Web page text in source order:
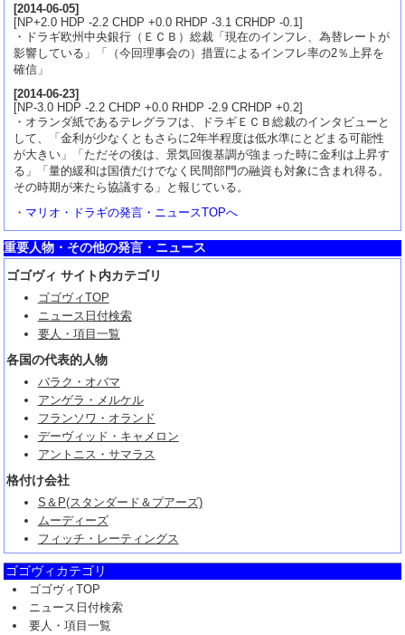
[2014-06-05]
[NP+2.0 HDP -2.2 CHDP +0.0 RHDP -3.1 CRHDP -0.1]
・ドラギ欧州中央銀行（ＥＣＢ）総裁「現在のインフレ、為替レートが
影響している」「（今回理事会の）措置によるインフレ率の2％上昇を
確信」
[2014-06-23]
[NP-3.0 HDP -2.2 CHDP +0.0 RHDP -2.9 CRHDP +0.2]
・オランダ紙であるテレグラフは、ドラギＥＣＢ総裁のインタビューと
して、「金利が少なくともさらに2年半程度は低水準にとどまる可能性
が大きい」「ただその後は、景気回復基調が強まった時に金利は上昇す
る」「量的緩和は国債だけでなく民間部門の融資も対象に含まれ得る。
その時期が来たら協議する」と報じている。
・ マリオ・ドラギの発言・ニュースTOPへ
重要人物・その他の発言・ニュース
ゴゴヴィ サイト内カテゴリ
ゴゴヴィTOP
ニュース日付検索
要人・項目一覧
各国の代表的人物
バラク・オバマ
アンゲラ・メルケル
フランソワ・オランド
デーヴィッド・キャメロン
アントニス・サマラス
格付け会社
S＆P(スタンダード＆プアーズ)
ムーディーズ
フィッチ・レーティングス
ゴゴヴィカテゴリ
ゴゴヴィTOP
ニュース日付検索
要人・項目一覧